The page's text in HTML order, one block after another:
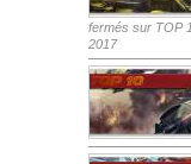
fermés sur TOP
2017